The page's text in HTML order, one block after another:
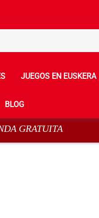
JUEGOS EN EUSKERA
BLOG
GRATUITA